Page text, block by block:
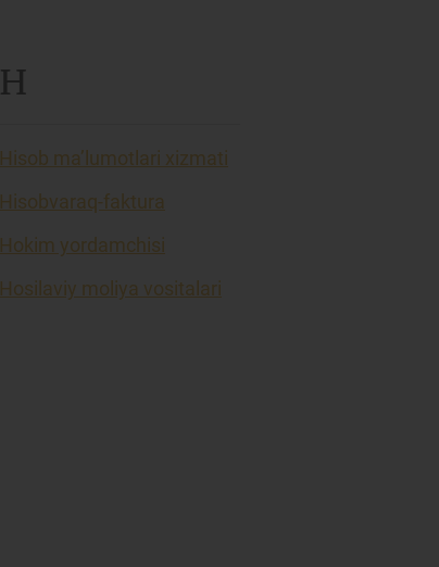
H
Hisob ma’lumotlari xizmati
Hisobvaraq-faktura
Hokim yordamchisi
Hosilaviy moliya vositalari